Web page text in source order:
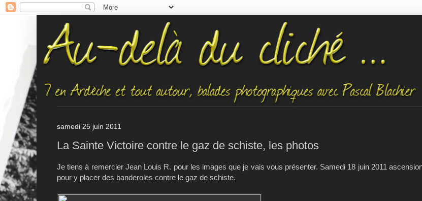
samedi 25 juin 2011
La Sainte Victoire contre le gaz de schiste, les photos
Je tiens à remercier Jean Louis R. pour les images que je vais vous présenter. Samedi 18 juin 2011
pour y placer des banderoles contre le gaz de schiste.